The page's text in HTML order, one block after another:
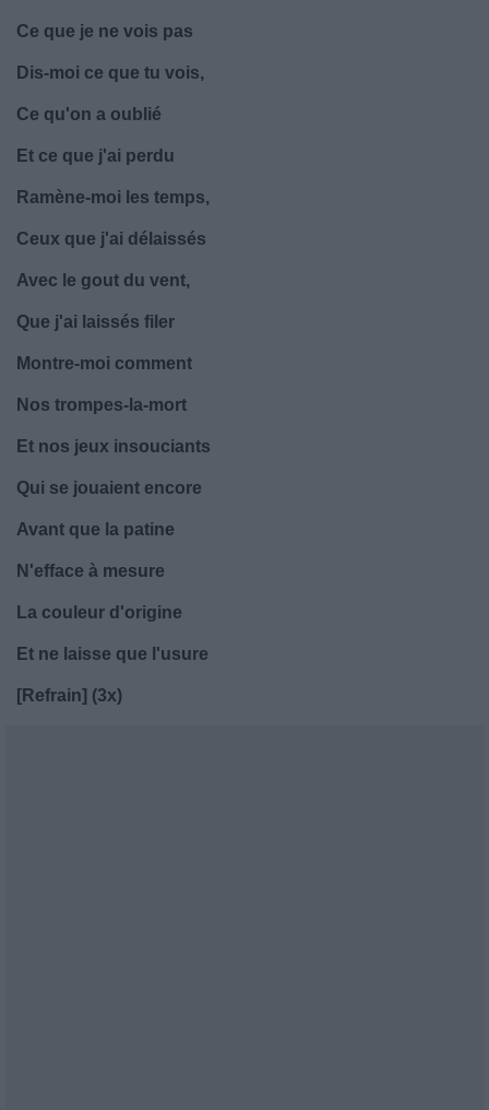
Ce que je ne vois pas
Dis-moi ce que tu vois,
Ce qu'on a oublié
Et ce que j'ai perdu
Ramène-moi les temps,
Ceux que j'ai délaissés
Avec le gout du vent,
Que j'ai laissés filer
Montre-moi comment
Nos trompes-la-mort
Et nos jeux insouciants
Qui se jouaient encore
Avant que la patine
N'efface à mesure
La couleur d'origine
Et ne laisse que l'usure
[Refrain] (3x)